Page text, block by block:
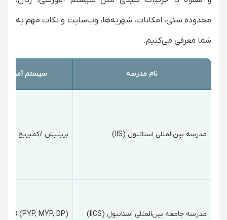
محدوده سنی، امکانات، شهریه‌ها، وب‌سایت و نکات مهم به
شما معرفی می‌کنیم.
نام مدرسه سیستم آموزشی
مدرسه بین‌المللی استانبول (IIS) بریتیش /کمبریج / A-Level
مدرسه جامعه بین‌المللی استانبول (IICS) IB (PYP, MYP, DP)